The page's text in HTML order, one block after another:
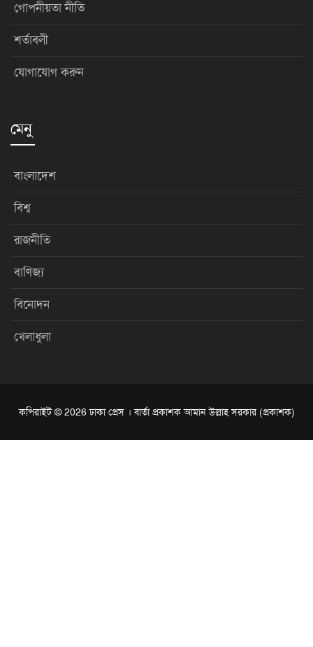
গোপনীয়তা নীতি
শর্তাবলী
যোগাযোগ করুন
মেনু
বাংলাদেশ
বিশ্ব
রাজনীতি
বাণিজ্য
বিনোদন
খেলাধুলা
কপিরাইট © 2026 ঢাকা প্রেস । বার্তা প্রকাশক আমান উল্লাহ সরকার (প্রকাশক)